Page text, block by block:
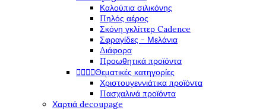
Καλούπια σιλικόνης
Πηλός αέρος
Σκόνη γκλίττερ Cadence
Σφραγίδες - Μελάνια
Διάφορα
Προωθητικά προϊόντα
Θεματικές κατηγορίες
Χριστουγεννιάτικα προϊόντα
Πασχαλινά προϊόντα
Χαρτιά decoupage